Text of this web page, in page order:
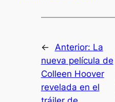
← Anterior: La
nueva película de
Colleen Hoover
revelada en el